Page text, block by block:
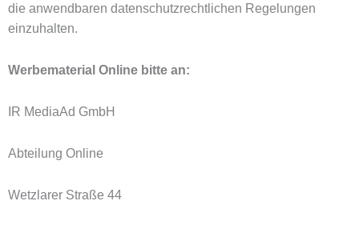
die anwendbaren datenschutzrechtlichen Regelungen
einzuhalten.
Werbematerial Online bitte an:
IR MediaAd GmbH
Abteilung Online
Wetzlarer Straße 44